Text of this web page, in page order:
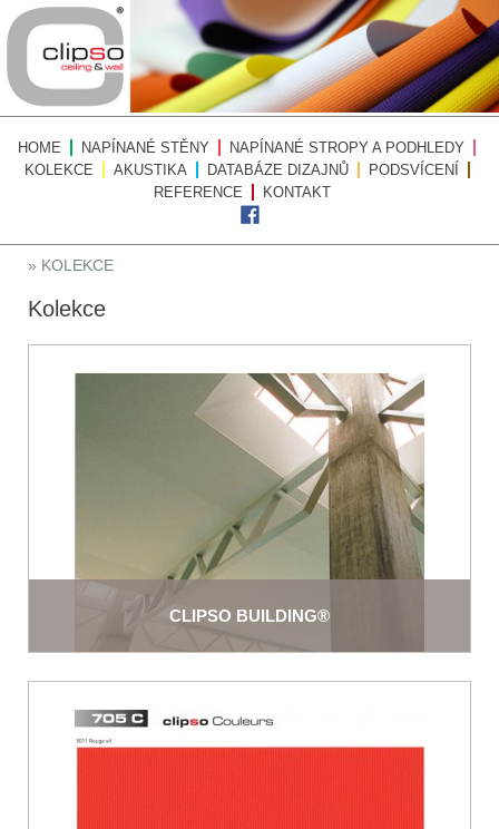
HOME NAPÍNANÉ STĚNY
NAPÍNANÉ STROPY A PODHLEDY
KOLEKCE
AKUSTIKA DATABÁZE DIZAJNŮ
PODSVÍCENÍ
REFERENCE
KONTAKT
» KOLEKCE
Kolekce
CLIPSO BUILDING®